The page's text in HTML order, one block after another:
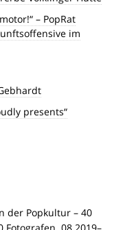
– PopRat
im
presents“